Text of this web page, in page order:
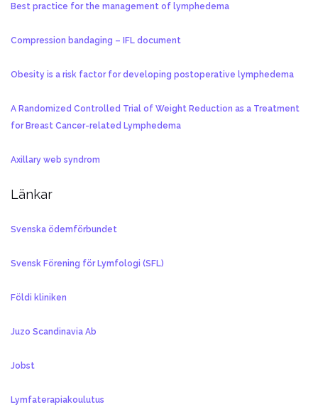
Best practice for the management of lymphedema
Compression bandaging – IFL document
Obesity is a risk factor for developing postoperative lymphedema
A Randomized Controlled Trial of Weight Reduction as a Treatment
for Breast Cancer-related Lymphedema
Axillary web syndrom
Länkar
Svenska ödemförbundet
Svensk Förening för Lymfologi (SFL)
Földi kliniken
Juzo Scandinavia Ab
Jobst
Lymfaterapiakoulutus